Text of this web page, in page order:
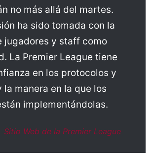
no más allá del martes.
ha sido tomada con la
jugadores y staff como
La Premier League tiene
en los protocolos y
la manera en la que los
implementándolas.
Sitio Web de la Premier League